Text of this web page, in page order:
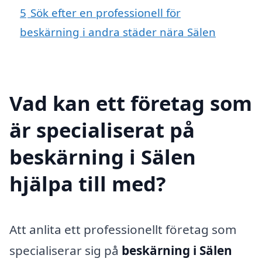
5 Sök efter en professionell för
beskärning i andra städer nära Sälen
Vad kan ett företag som
är specialiserat på
beskärning i Sälen
hjälpa till med?
Att anlita ett professionellt företag som
specialiserar sig på beskärning i Sälen